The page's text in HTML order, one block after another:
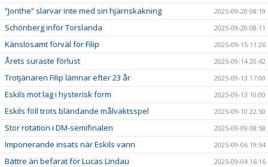
”Jonthe” slarvar inte med sin hjärnskakning 2025-09-20 08:19
Schönberg inför Torslanda 2025-09-20 08:11
Känslosamt förväl för Filip 2025-09-15 11:26
Årets suraste förlust 2025-09-14 20:42
Trotjänaren Filip lämnar efter 23 år 2025-09-13 17:00
Eskils mot lag i hysterisk form 2025-09-13 10:00
Eskils föll trots bländande målvaktsspel 2025-09-10 22:50
Stor rotation i DM-semifinalen 2025-09-09 08:58
Imponerande insats när Eskils vann 2025-09-06 19:34
Bättre än befarat för Lucas Lindau 2025-09-04 16:16